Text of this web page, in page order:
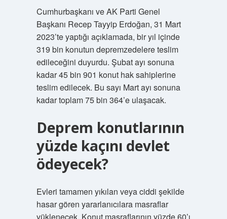
Cumhurbaşkanı ve AK Parti Genel
Başkanı Recep Tayyip Erdoğan, 31 Mart
2023’te yaptığı açıklamada, bir yıl içinde
319 bin konutun depremzedelere teslim
edileceğini duyurdu. Şubat ayı sonuna
kadar 45 bin 901 konut hak sahiplerine
teslim edilecek. Bu sayı Mart ayı sonuna
kadar toplam 75 bin 364’e ulaşacak.
Deprem konutlarının
yüzde kaçını devlet
ödeyecek?
Evleri tamamen yıkılan veya ciddi şekilde
hasar gören yararlanıcılara masraflar